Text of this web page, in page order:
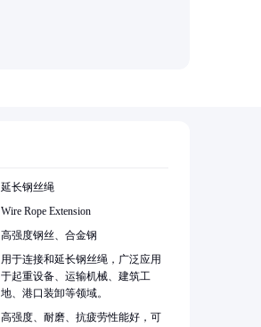
延长钢丝绳
Wire Rope Extension
高强度钢丝、合金钢
用于连接和延长钢丝绳，广泛应用
于起重设备、运输机械、建筑工
地、港口装卸等领域。
高强度、耐磨、抗疲劳性能好，可